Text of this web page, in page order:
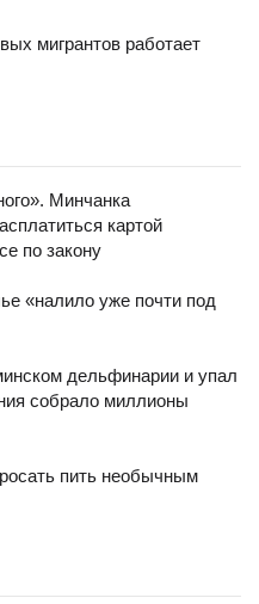
Минчанка
картой
по закону
«налило уже почти под
дельфинарии и упал
собрало миллионы
пить необычным
мигрантов работает